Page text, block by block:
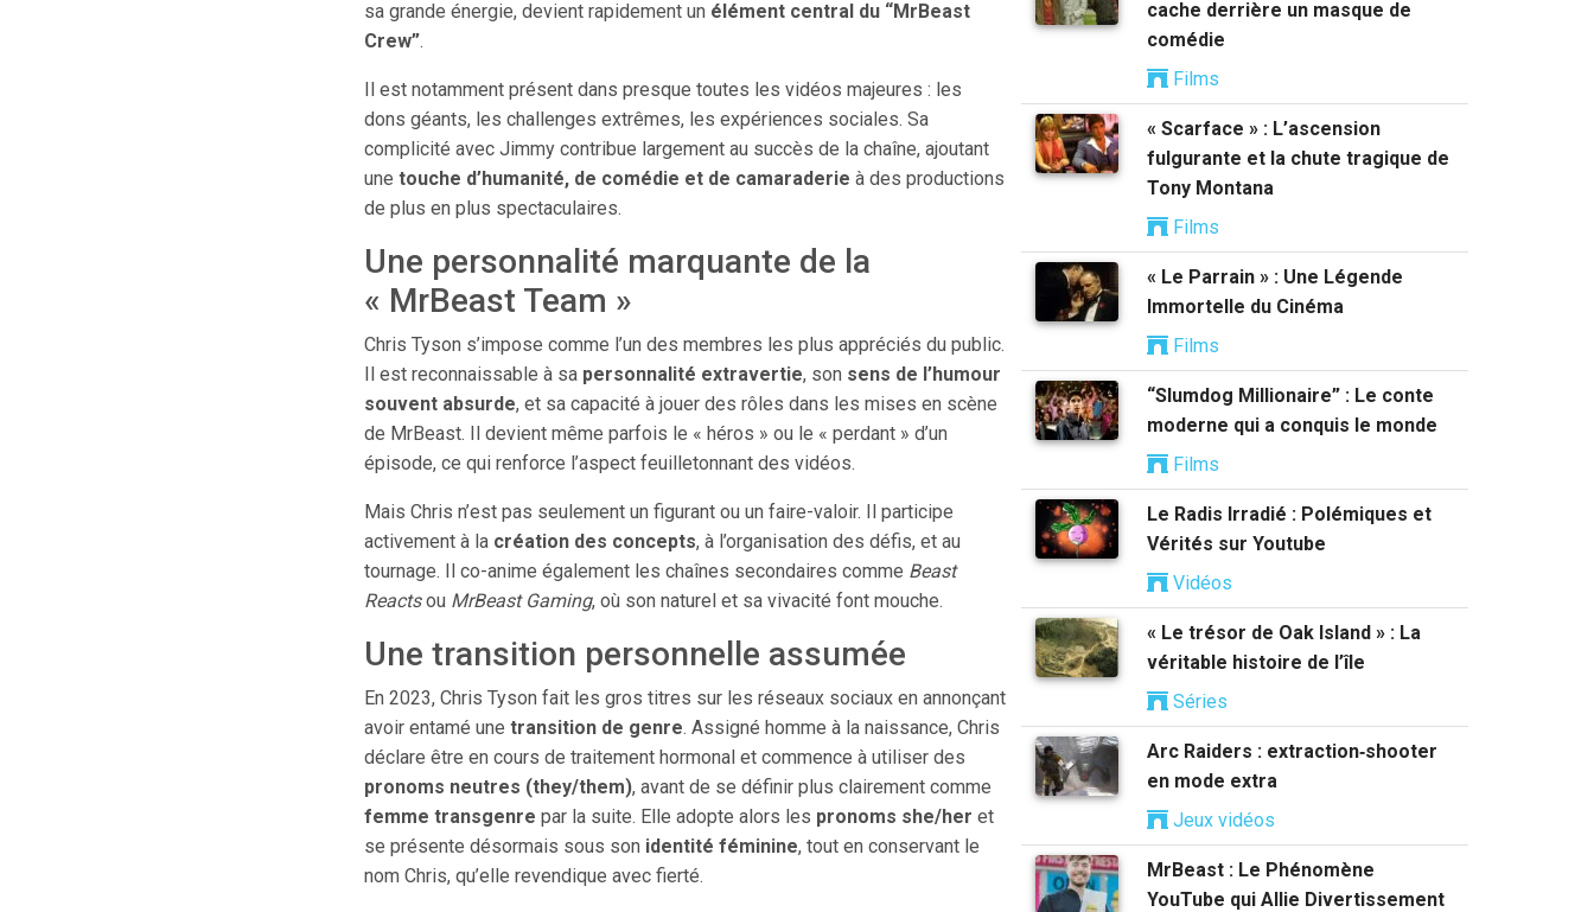
sa grande énergie, devient rapidement un élément central du “MrBeast
Crew”.
Il est notamment présent dans presque toutes les vidéos majeures : les
dons géants, les challenges extrêmes, les expériences sociales. Sa
complicité avec Jimmy contribue largement au succès de la chaîne, ajoutant
une touche d’humanité, de comédie et de camaraderie à des productions
de plus en plus spectaculaires.
Une personnalité marquante de la
« MrBeast Team »
Chris Tyson s’impose comme l’un des membres les plus appréciés du public.
Il est reconnaissable à sa personnalité extravertie, son sens de l’humour
souvent absurde, et sa capacité à jouer des rôles dans les mises en scène
de MrBeast. Il devient même parfois le « héros » ou le « perdant » d’un
épisode, ce qui renforce l’aspect feuilletonnant des vidéos.
Mais Chris n’est pas seulement un figurant ou un faire-valoir. Il participe
activement à la création des concepts, à l’organisation des défis, et au
tournage. Il co-anime également les chaînes secondaires comme Beast
Reactsou MrBeast Gaming, où son naturel et sa vivacité font mouche.
Une transition personnelle assumée
En 2023, Chris Tyson fait les gros titres sur les réseaux sociaux en annonçant
avoir entamé une transition de genre. Assigné homme à la naissance, Chris
déclare être en cours de traitement hormonal et commence à utiliser des
pronoms neutres (they/them), avant de se définir plus clairement comme
femme transgenre par la suite. Elle adopte alors les pronoms she/her et
se présente désormais sous son identité féminine, tout en conservant le
nom Chris, qu’elle revendique avec fierté.
cache derrière un masque de
comédie
Films
« Scarface » : L’ascension
fulgurante et la chute tragique de
Tony Montana
Films
« Le Parrain » : Une Légende
Immortelle du Cinéma
Films
“Slumdog Millionaire” : Le conte
moderne qui a conquis le monde
Films
Le Radis Irradié : Polémiques et
Vérités sur Youtube
Vidéos
« Le trésor de Oak Island » : La
véritable histoire de l’île
Séries
Arc Raiders : extraction‑shooter
en mode extra
Jeux vidéos
MrBeast : Le Phénomène
YouTube qui Allie Divertissement